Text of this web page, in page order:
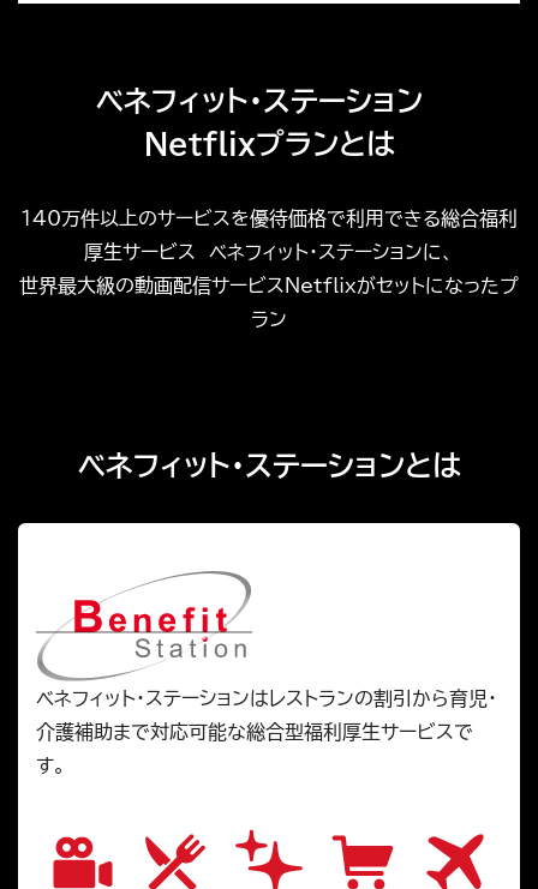
ベネフィット・ステーション
Netflixプランとは
140万件以上のサービスを優待価格で利用できる総合福利
厚生サービス
ベネフィット・ステーションに、
世界最大級の動画配信サービスNetflixがセットになったプ
ラン
ベネフィット・ステーションとは
ベネフィット・ステーションはレストランの割引から育児・
介護補助まで対応可能な総合型福利厚生サービスで
す。